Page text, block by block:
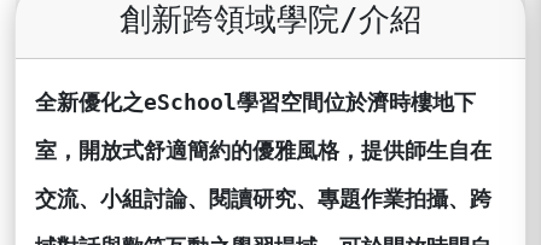
創新跨領域學院/介紹
全新優化之eSchool學習空間位於濟時樓地下
室，開放式舒適簡約的優雅風格，提供師生自在
交流、小組討論、閱讀研究、專題作業拍攝、跨